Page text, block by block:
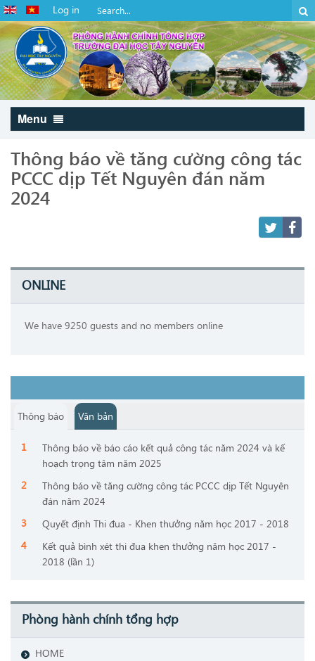
Log in
Menu
Thông báo về tăng cường công tác
PCCC dịp Tết Nguyên đán năm
2024
ONLINE
We have 9250 guests and no members online
Thông báo Văn bản
Thông báo về báo cáo kết quả công tác năm 2024 và kế
hoạch trọng tâm năm 2025
Thông báo về tăng cường công tác PCCC dịp Tết Nguyên
đán năm 2024
Quyết định Thi đua - Khen thưởng năm học 2017 - 2018
Kết quả bình xét thi đua khen thưởng năm học 2017 -
2018 (lần 1)
Phòng hành chính tổng hợp
HOME